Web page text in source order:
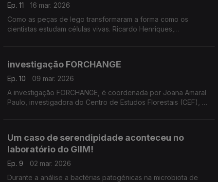
Ep. 11
16 mar. 2026
Como as peças de lego transformaram a forma como os
cientistas estudam células vivas. Ricardo Henriques,
investigação FORCHANGE
Ep. 10
09 mar. 2026
A investigação FORCHANGE, é coordenada por Joana Amaral
Paulo, investigadora do Centro de Estudos Florestais (CEF), do
Um caso de serendipidade aconteceu no
laboratório do GIIM!
Ep. 9
02 mar. 2026
Durante a análise a bactérias patogénicas na microbiota de